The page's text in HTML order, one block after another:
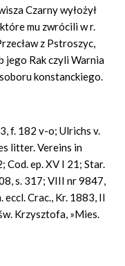
Czarny wyłożył
mu zwrócili w r.
z Pstroszyc,
jego Rak czyli Warnia
konstanckiego.
f. 182 v-o; Ulrichs v.
litter. Vereins in
ep. XV I 21; Star.
s. 317; VIII nr 9847,
Crac., Kr. 1883, II
Krzysztofa, »Mies.